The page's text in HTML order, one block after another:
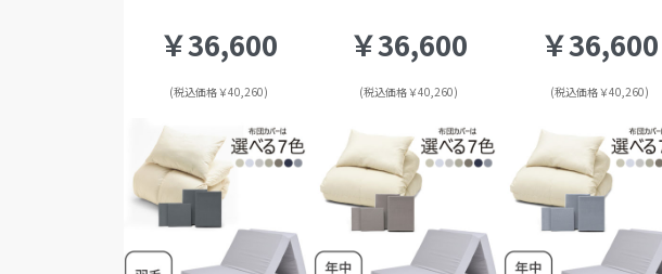
￥36,600
(税込価格￥40,260)
￥36,600
(税込価格￥40,260)
￥36,600
(税込価格￥40,260)